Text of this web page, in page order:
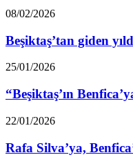
Beşiktaş’tan
yıldızlaşıyor
08/02/2026
Beşiktaş’tan giden
“Beşiktaş’ın
40
milyon
Euro
borcu
var”
25/01/2026
“Beşiktaş’ın
Rafa
Benfica’dan
komik
22/01/2026
Rafa Silva’ya,